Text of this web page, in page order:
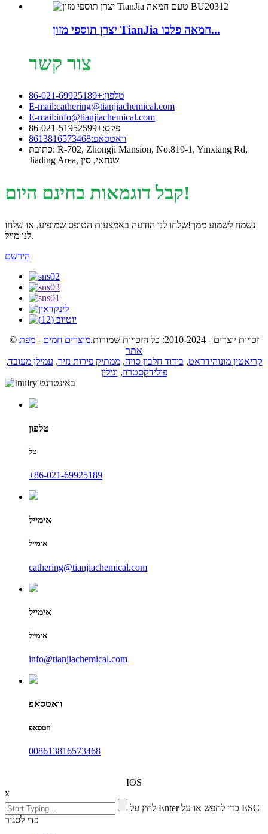
יצרן תוספי מזון TianJia חמאה פלבו...
צור קשר
טלפון:+86-021-69925189
E-mail:cathering@tianjiachemical.com
E-mail:info@tianjiachemical.com
פקס:+86-021-51952599
וואטסאפ:8613816573468
כתובת: R-702, Zhongji Mansion, No.819-1, Yinxiang Rd,
Jiading Area, שנחאי, סין
קבל דוגמאות בחינם היום!
נשמח לשמוע ממך!שלחו לנו הודעה באמצעות הטופס שמופיע, או שלחו
לנו מייל.
הירשם
© זכויות יוצרים - 2010-2024: כל הזכויות שמורות. מוצרים חמים -מפת
אתר
קריאטין מונוהידראט, בידוד חלבון סויה,ממתיק פירות נזיר, עמילן מעובד,
פולידקסטרוז, ונילין
טלפון
טל
+86-021-69925189
אימייל
אימייל
cathering@tianjiachemical.com
אימייל
אימייל
info@tianjiachemical.com
וואטסאפ
ווטסאפ
008613816573468
IOS
x
לחץ על Enter כדי לחפש או על ESC
כדי לסגור